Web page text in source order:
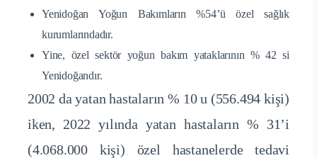
Yenidoğan Yoğun Bakımların %54’ü özel sağlık
kurumlarındadır.
Yine, özel sektör yoğun bakım yataklarının % 42 si
Yenidoğandır.
2002 da yatan hastaların % 10 u (556.494 kişi)
iken, 2022 yılında yatan hastaların % 31’i
(4.068.000 kişi) özel hastanelerde tedavi